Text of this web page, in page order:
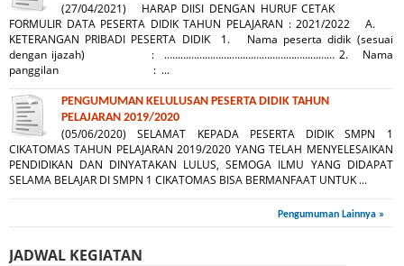
(27/04/2021) HARAP DIISI DENGAN HURUF CETAK
FORMULIR DATA PESERTA DIDIK TAHUN PELAJARAN : 2021/2022 A.
KETERANGAN PRIBADI PESERTA DIDIK 1. Nama peserta didik (sesuai
dengan ijazah) : ……………………………………………………… 2. Nama
panggilan : ...
PENGUMUMAN KELULUSAN PESERTA DIDIK TAHUN
PELAJARAN 2019/2020
(05/06/2020) SELAMAT KEPADA PESERTA DIDIK SMPN 1
CIKATOMAS TAHUN PELAJARAN 2019/2020 YANG TELAH MENYELESAIKAN
PENDIDIKAN DAN DINYATAKAN LULUS, SEMOGA ILMU YANG DIDAPAT
SELAMA BELAJAR DI SMPN 1 CIKATOMAS BISA BERMANFAAT UNTUK ...
Pengumuman Lainnya »
JADWAL KEGIATAN